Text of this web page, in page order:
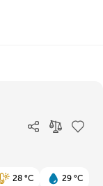
28 °C
29 °C